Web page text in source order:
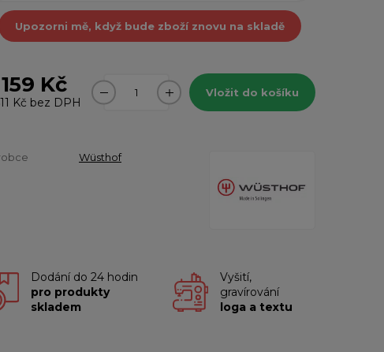
Upozorni mě, když bude zboží znovu na skladě
Kč
Kč bez DPH
Vložit do košíku
Wüsthof
Dodání do 24 hodin
pro produkty
skladem
Vyšití,
gravírování
loga a textu